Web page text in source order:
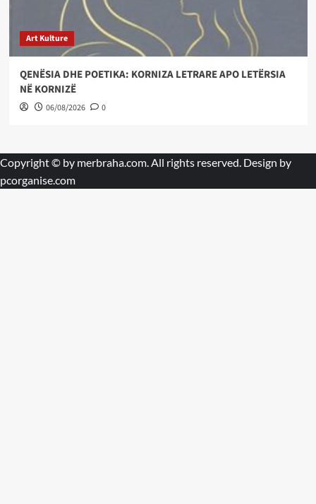
Art Kulture
QENËSIA DHE POETIKA: KORNIZA LETRARE APO LETËRSIA
NË KORNIZË
06/08/2026 0
Copyright © by merbraha.com. All rights reserved. Design by
pcorganise.com